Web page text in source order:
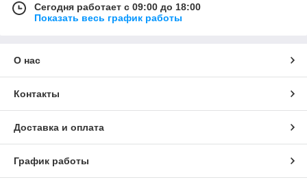
Сегодня работает с 09:00 до 18:00
Показать весь график работы
О нас
Контакты
Доставка и оплата
График работы